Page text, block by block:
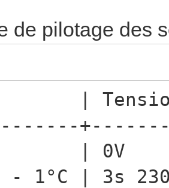
de pilotage des
| Tension |
|
- 1°C | 3s